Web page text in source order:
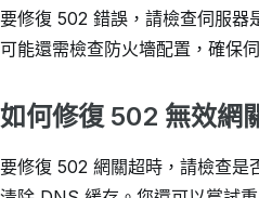
要修復 502 錯誤，請檢查伺服器
可能還需檢查防火墻配置，確保
如何修復 502 無效網
要修復 502 網關超時，請檢查是